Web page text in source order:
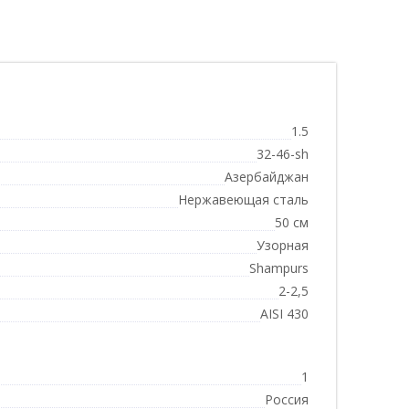
1.5
32-46-sh
Азербайджан
Нержавеющая сталь
50 см
Узорная
Shampurs
2-2,5
AISI 430
1
Россия